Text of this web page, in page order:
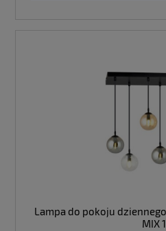
Lampa do pokoju
MIX 1